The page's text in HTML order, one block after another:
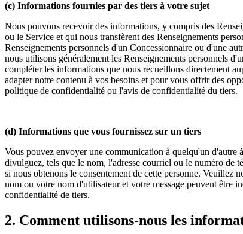
(c) Informations fournies par des tiers à votre sujet
Nous pouvons recevoir des informations, y compris des
ou le Service et qui nous transfèrent des Renseignements
Renseignements personnels d'un Concessionnaire ou d'une
nous utilisons généralement les Renseignements personnels
compléter les informations que nous recueillons directement
adapter notre contenu à vos besoins et pour vous offrir des
politique de confidentialité ou l'avis de confidentialité du tiers.
(d) Informations que vous fournissez sur un tiers
Vous pouvez envoyer une communication à quelqu'un d'autre
divulguez, tels que le nom, l'adresse courriel ou le numéro de
si nous obtenons le consentement de cette personne.
nom ou votre nom d'utilisateur et votre message peuvent être
confidentialité de tiers.
2. Comment utilisons-nous les